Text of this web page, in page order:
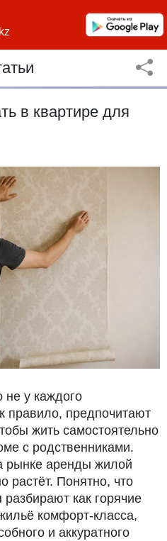
в квартире для
не у каждого
правило, предпочитают
жить самостоятельно
с родственниками.
рынке аренды жилой
растёт. Понятно, что
как горячие
комфорт-класса,
и аккуратного